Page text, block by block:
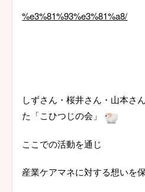
%e3%81%93%e3%81%a8/
しずさん・桜井さん・山本さ
た「こひつじの会」
ここでの活動を通じ
産業ケアマネに対する想いを